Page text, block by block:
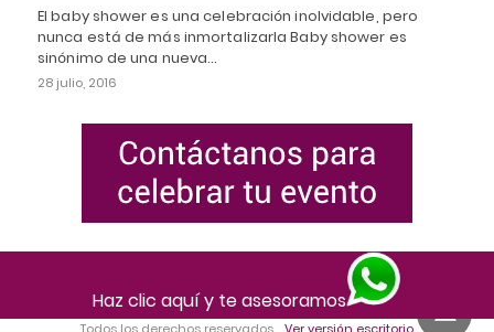
El baby shower es una celebración inolvidable, pero
nunca está de más inmortalizarla Baby shower es
sinónimo de una nueva…
28 julio, 2016
Haz clic aquí y te asesoramos